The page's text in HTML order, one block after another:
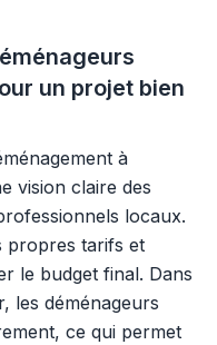
un projet bien
à
vision claire des
locaux.
propres tarifs et
le budget final. Dans
les déménageurs
ce qui permet